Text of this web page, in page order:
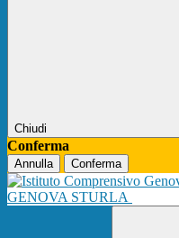
Chiudi
Conferma
Annulla Conferma
GENOVA STURLA